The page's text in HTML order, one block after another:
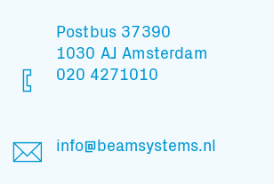
Postbus 37390
1030 AJ Amsterdam
020 4271010
info@beamsystems.nl